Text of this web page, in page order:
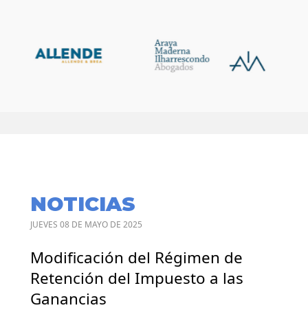
NOTICIAS
JUEVES 08 DE MAYO DE 2025
Modificación del Régimen de
Retención del Impuesto a las
Ganancias